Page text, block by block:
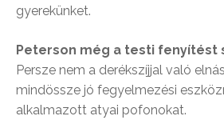
gyerekünket.
Peterson még a testi fenyítést
Persze nem a derékszíjjal való
mindössze jó fegyelmezési
alkalmazott atyai pofonokat.